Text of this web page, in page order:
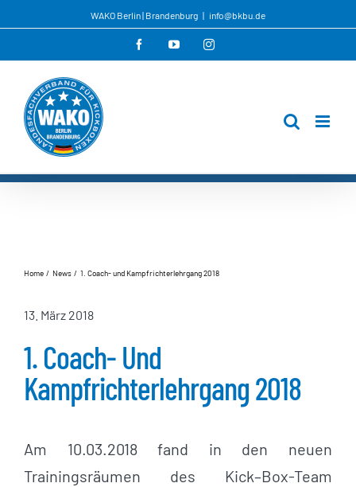
springen
WAKO Berlin | Brandenburg | info@bkbu.de
FacebookYouTubeInstagram
Home News 1. Coach- und Kampfrichterlehrgang 2018
13. März 2018
1. Coach- Und
Kampfrichterlehrgang 2018
Am 10.03.2018 fand in den neuen
Trainingsräumen des Kick–Box-Team